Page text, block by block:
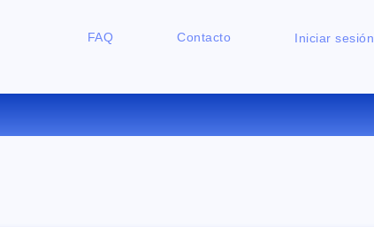
FAQ Contacto Iniciar sesión
ONLINE GRATUITO